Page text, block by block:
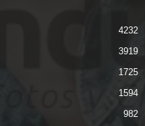
4232
3919
1725
1594
982